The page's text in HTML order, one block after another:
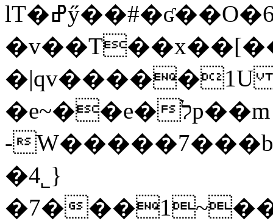
lT�ߝӳ��#�ʛ��O�6a�4�
�e~��e�לp��m
-
�4˾}
�7�